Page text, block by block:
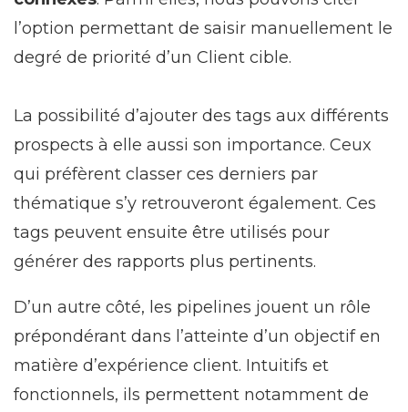
l’option permettant de saisir manuellement le
degré de priorité d’un Client cible.
La possibilité d’ajouter des tags aux différents
prospects à elle aussi son importance. Ceux
qui préfèrent classer ces derniers par
thématique s’y retrouveront également. Ces
tags peuvent ensuite être utilisés pour
générer des rapports plus pertinents.
D’un autre côté, les pipelines jouent un rôle
prépondérant dans l’atteinte d’un objectif en
matière d’expérience client. Intuitifs et
fonctionnels, ils permettent notamment de